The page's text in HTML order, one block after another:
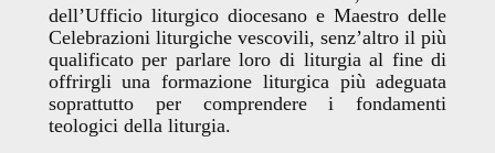
dell’Ufficio liturgico diocesano e Maestro delle
Celebrazioni liturgiche vescovili, senz’altro il più
qualificato per parlare loro di liturgia al fine di
offrirgli una formazione liturgica più adeguata
soprattutto per comprendere i fondamenti
teologici della liturgia.